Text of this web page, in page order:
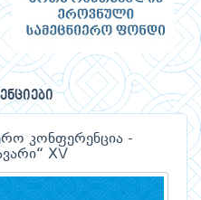
კონფერენცია -
XV